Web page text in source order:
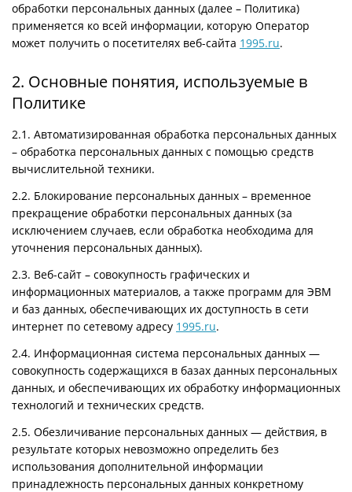
обработки персональных данных (далее – Политика)
применяется ко всей информации, которую Оператор
может получить о посетителях веб-сайта 1995.ru.
2. Основные понятия, используемые в
Политике
2.1. Автоматизированная обработка персональных данных
– обработка персональных данных с помощью средств
вычислительной техники.
2.2. Блокирование персональных данных – временное
прекращение обработки персональных данных (за
исключением случаев, если обработка необходима для
уточнения персональных данных).
2.3. Веб-сайт – совокупность графических и
информационных материалов, а также программ для ЭВМ
и баз данных, обеспечивающих их доступность в сети
интернет по сетевому адресу 1995.ru.
2.4. Информационная система персональных данных —
совокупность содержащихся в базах данных персональных
данных, и обеспечивающих их обработку информационных
технологий и технических средств.
2.5. Обезличивание персональных данных — действия, в
результате которых невозможно определить без
использования дополнительной информации
принадлежность персональных данных конкретному